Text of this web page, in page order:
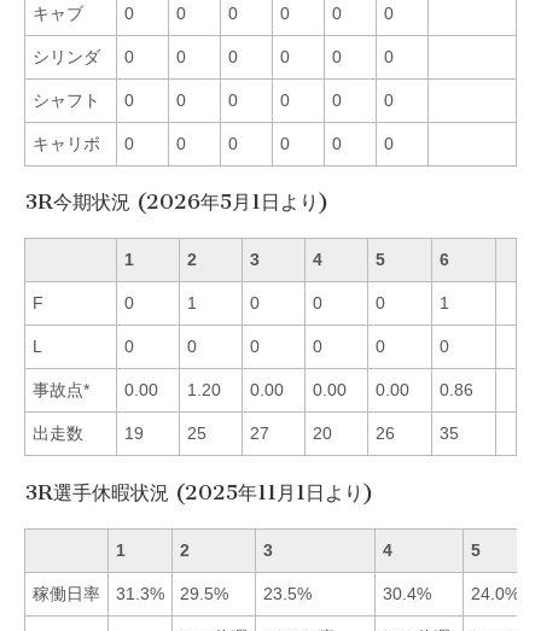
キャブ 0 0 0 0 0 0
シリンダ 0 0 0 0 0 0
シャフト 0 0 0 0 0 0
キャリボ 0 0 0 0 0 0
3R今期状況 (2026年5月1日より)
1 2 3 4 5 6
F 0 1 0 0 0 1
L 0 0 0 0 0 0
事故点* 0.00 1.20 0.00 0.00 0.00 0.86
出走数 19 25 27 20 26 35
3R選手休暇状況 (2025年11月1日より)
1 2 3 4 5
稼働日率 31.3% 29.5% 23.5% 30.4% 24.0%